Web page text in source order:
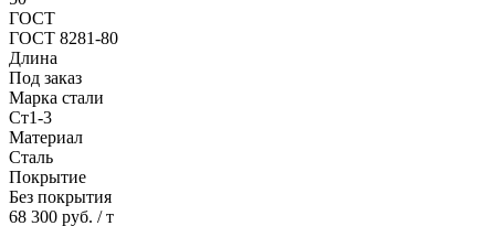
ГОСТ
ГОСТ 8281-80
Длина
Под заказ
Марка стали
Ст1-3
Материал
Сталь
Покрытие
Без покрытия
68 300 руб. / т